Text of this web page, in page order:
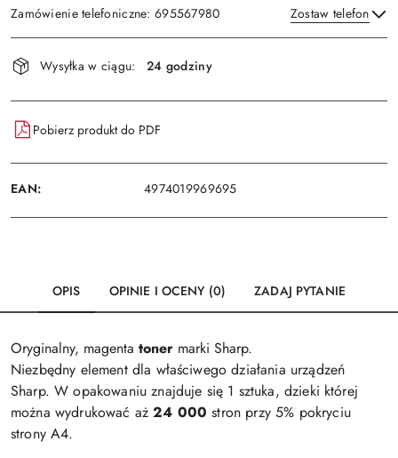
Zamówienie telefoniczne: 695567980 Zostaw telefon
Dostępność
i
dostawa
Wysyłka w ciągu: 24 godziny
Pobierz produkt do PDF
EAN: 4974019969695
OPIS OPINIE I OCENY (0) ZADAJ PYTANIE
Oryginalny, magenta toner marki Sharp.
Niezbędny element dla właściwego działania urządzeń
Sharp. W opakowaniu znajduje się 1 sztuka, dzieki której
można wydrukować aż24 000 stron przy 5% pokryciu
strony A4.